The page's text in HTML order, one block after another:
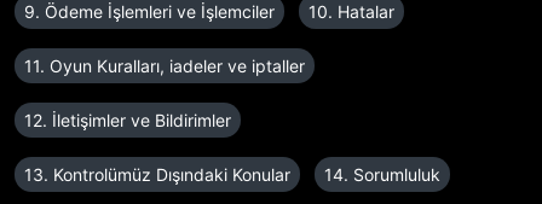
9. Ödeme İşlemleri ve İşlemciler 10. Hatalar
11. Oyun Kuralları, iadeler ve iptaller
12. İletişimler ve Bildirimler
13. Kontrolümüz Dışındaki Konular 14. Sorumluluk